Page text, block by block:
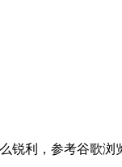
锐利，参考谷歌浏